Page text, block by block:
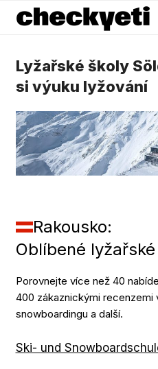
Lyžařské školy
si výuku lyžování
Rakousko:
Oblíbené
Porovnejte více než 40
400 zákaznickými recenzemi
snowboardingu a další.
Ski- und